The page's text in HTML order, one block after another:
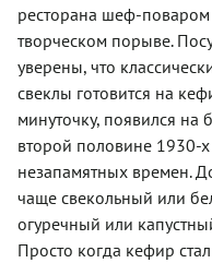
ресторана шеф-
творческом порыве.
уверены, что
свеклы готовится на
минуточку, появился на
второй половине 1930-
незапамятных времен.
чаще свекольный или
огуречный или
Просто когда кефир